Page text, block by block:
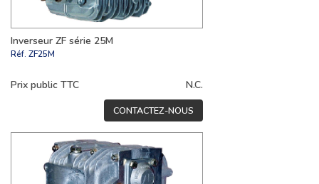
Inverseur ZF série 25M
Réf. ZF25M
Prix public TTC N.C.
CONTACTEZ-NOUS